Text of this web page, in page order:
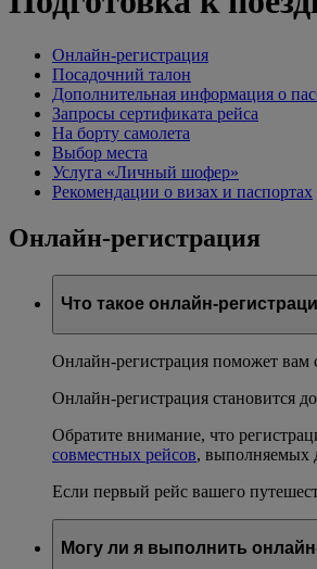
Онлайн-регистрация
Посадочний талон
Дополнительная информация о
Запросы сертификата рейса
На борту самолета
Выбор места
Услуга «Личный шофер»
Рекомендации о визах и паспортах
Онлайн-регистрация
Что такое онлайн-
Онлайн-регистрация поможет вам
Онлайн-регистрация становится
Обратите внимание, что
совместных рейсов, выполняемых
Если первый рейс вашего
Могу ли я выполнить